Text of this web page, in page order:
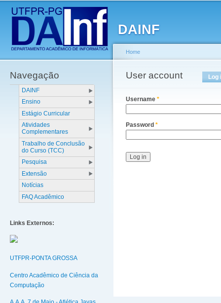
DAINF
Main menu
Navegação
DAINF
Ensino
Estágio Curricular
Atividades
Complementares
Trabalho de Conclusão
do Curso (TCC)
Pesquisa
Extensão
Notícias
FAQ Acadêmico
Links Externos:
UTFPR-PONTA GROSSA
Centro Acadêmico de Ciência da
Computação
You are here
Home
User account
Primary tabs Log
Username *
Password *